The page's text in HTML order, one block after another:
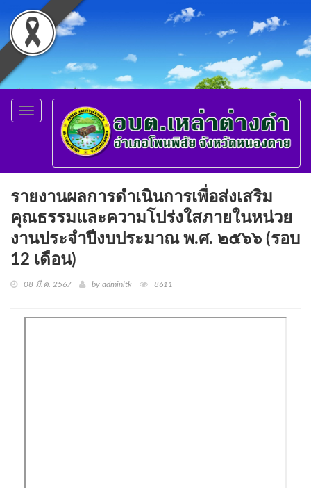
Toggle
navigation
รายงานผลการดำเนินการเพื่อส่งเสริม
คุณธรรมและความโปร่งใสภายในหน่วย
งานประจำปีงบประมาณ พ.ศ. ๒๕๖๖ (รอบ
12 เดือน)
08 มี.ค. 2567 by adminltk 8611